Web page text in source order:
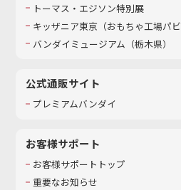
トーマス・エジソン特別展
キッザニア東京（おもちゃ工場パビ
バンダイミュージアム（栃木県）
公式通販サイト
プレミアムバンダイ
お客様サポート
お客様サポートトップ
重要なお知らせ